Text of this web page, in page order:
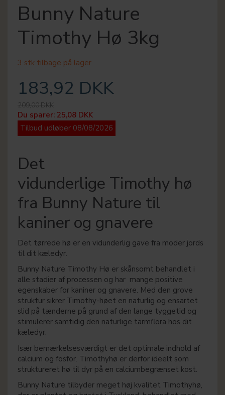
Bunny Nature
Timothy Hø 3kg
3 stk tilbage på lager
183,92 DKK
209,00 DKK
Du sparer: 25,08 DKK
Tilbud udløber 08/08/2026
Det
vidunderlige Timothy hø
fra Bunny Nature til
kaniner og gnavere
Det tørrede hø er en vidunderlig gave fra moder jords
til dit kæledyr.
Bunny Nature Timothy Hø er skånsomt behandlet i
alle stadier af processen og har mange positive
egenskaber for kaniner og gnavere. Med den grove
struktur sikrer Timothy-høet en naturlig og ensartet
slid på tænderne på grund af den lange tyggetid og
stimulerer samtidig den naturlige tarmflora hos dit
kæledyr.
Især bemærkelsesværdigt er det optimale indhold af
calcium og fosfor. Timothyhø er derfor ideelt som
struktureret hø til dyr på en calciumbegrænset kost.
Bunny Nature tilbyder meget høj kvalitet Timothyhø,